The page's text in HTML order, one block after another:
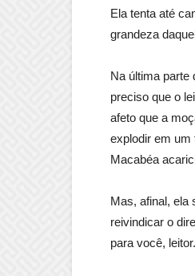
Ela tenta até
grandeza
Na última parte
preciso que o
afeto que a
explodir em um
Macabéa
Mas, afinal, ela
reivindicar o
para você, leitor.